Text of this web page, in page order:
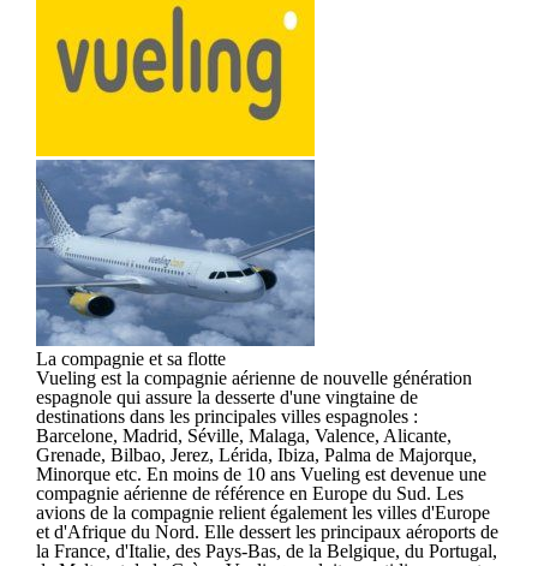
La compagnie et sa flotte
Vueling est la compagnie aérienne de nouvelle génération
espagnole qui assure la desserte d'une vingtaine de
destinations dans les principales villes espagnoles :
Barcelone, Madrid, Séville, Malaga, Valence, Alicante,
Grenade, Bilbao, Jerez, Lérida, Ibiza, Palma de Majorque,
Minorque etc. En moins de 10 ans Vueling est devenue une
compagnie aérienne de référence en Europe du Sud. Les
avions de la compagnie relient également les villes d'Europe
et d'Afrique du Nord. Elle dessert les principaux aéroports de
la France, d'Italie, des Pays-Bas, de la Belgique, du Portugal,